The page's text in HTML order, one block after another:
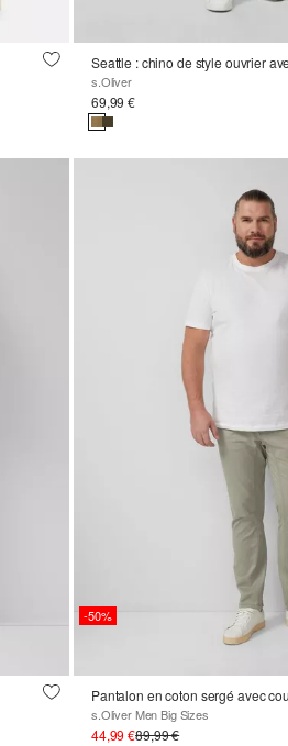
s.Oliver
69,99 €
-50%
Pantalon en coton sergé avec
s.Oliver Men Big Sizes
44,99 €89,99 €